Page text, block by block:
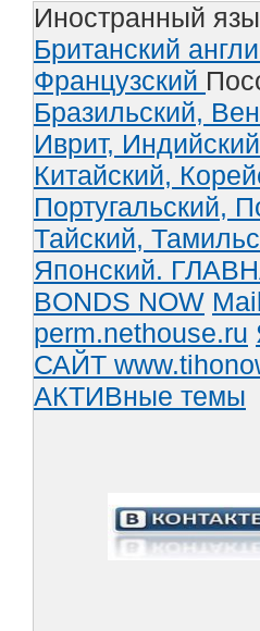
Иностранный
Британский
Французский
Бразильский,
Иврит,
Китайский,
Португальский,
Тайский,
Японский.
BONDS NOW
perm.nethouse.ru
САЙТ
АКТИВные темы